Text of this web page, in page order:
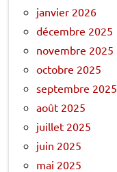
janvier 2026
décembre 2025
novembre 2025
octobre 2025
septembre 2025
août 2025
juillet 2025
juin 2025
mai 2025